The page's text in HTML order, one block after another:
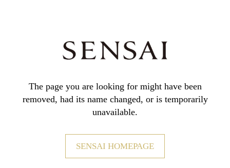
The page you are looking for might have been
removed, had its name changed, or is temporarily
unavailable.
SENSAI HOMEPAGE